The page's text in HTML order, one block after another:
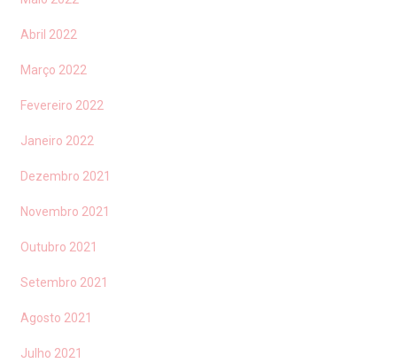
Abril 2022
Março 2022
Fevereiro 2022
Janeiro 2022
Dezembro 2021
Novembro 2021
Outubro 2021
Setembro 2021
Agosto 2021
Julho 2021